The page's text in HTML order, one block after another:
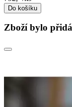
Do košíku
Zboží bylo